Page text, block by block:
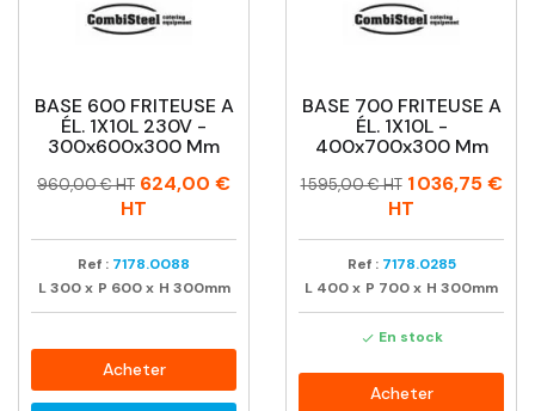
brancheren triphasé
une friteuse à
Les gammes de friteuses professionnelles sont
nombreuseset offrent un éventail de possibilités
pour le restaurateur
Venez découvrir
notre large gamme de friteuses
professionnellesà un excellent rapport qualité/prix
CHR MASTERest à votre écoute pour vous diriger
vers les appareils professionnels les mieux adaptés
BASE 600 FRITEUSE A
ÉL. 1X10L 230V -
300x600x300 Mm
Prix
Prix
960,00 € HT 624,00 €
HT
Ref : 7178.0088
L 300 x P 600 x H 300mm
Acheter
BASE 700 FRITEUSE A
ÉL. 1X10L -
400x700x300 Mm
Prix
Prix
1 595,00 € HT 1 036,75 €
HT
Ref : 7178.0285
L 400x P 700x H 300mm
 En stock
Acheter